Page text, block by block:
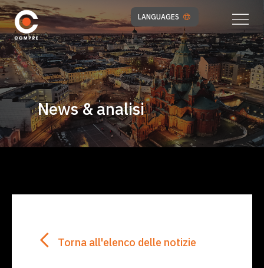
LANGUAGES
News & analisi
Torna all'elenco delle notizie